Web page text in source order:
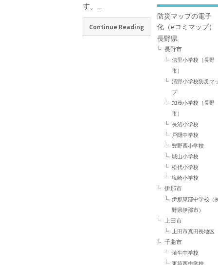
す。…
Continue Reading
防災マップの電子
化（eコミマップ）
長野県
長野市
信里小学校（長野
市）
清野小学校防災マ
プ
加茂小学校（長野
市）
長沼小学校
戸隠中学校
豊野西小学校
城山小学校
松代小学校
塩崎小学校
伊那市
伊那東部中学校（
野県伊那市）
上田市
上田市真田長地区
千曲市
埴生中学校
更埴西中学校